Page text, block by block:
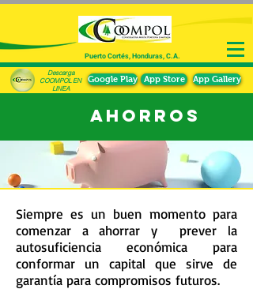
Descarga
COOMPOL EN
LINEA
Google Play App Store App Gallery
Puerto Cortés, Honduras, C.A.
AHORROS
Siempre es un buen momento para
comenzar a ahorrar y prever la
autosuficiencia económica para
conformar un capital que sirve de
garantía para compromisos futuros.